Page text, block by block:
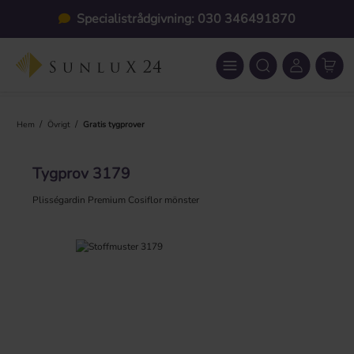
Hoppa till huvudinnehållSpecialistrådgivning: 030 346491870
Hem / Övrigt / Gratis tygprover
Tygprov 3179
Plisségardin Premium Cosiflor mönster
Hoppa över bildgalleri